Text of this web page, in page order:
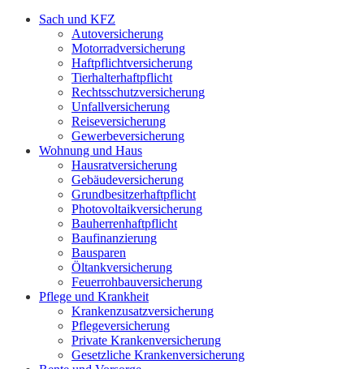
Sach und KFZ
Autoversicherung
Motorradversicherung
Haftpflichtversicherung
Tierhalterhaftpflicht
Rechtsschutzversicherung
Unfallversicherung
Reiseversicherung
Gewerbeversicherung
Wohnung und Haus
Hausratversicherung
Gebäudeversicherung
Grundbesitzerhaftpflicht
Photovoltaikversicherung
Bauherrenhaftpflicht
Baufinanzierung
Bausparen
Öltankversicherung
Feuerrohbauversicherung
Pflege und Krankheit
Krankenzusatzversicherung
Pflegeversicherung
Private Krankenversicherung
Gesetzliche Krankenversicherung